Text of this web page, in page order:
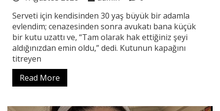
Serveti için kendisinden 30 yaş büyük bir adamla
evlendim; cenazesinden sonra avukatı bana küçük
bir kutu uzattı ve, “Tam olarak hak ettiğiniz şeyi
aldığınızdan emin oldu,” dedi. Kutunun kapağını
titreyen
Read More